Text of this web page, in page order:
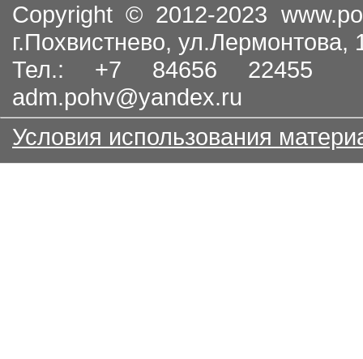
Copyright © 2012-2023
г.Похвистнево, ул.Лермонтова,
Тел.: +7 84656
adm.pohv@yandex.ru
Условия использования